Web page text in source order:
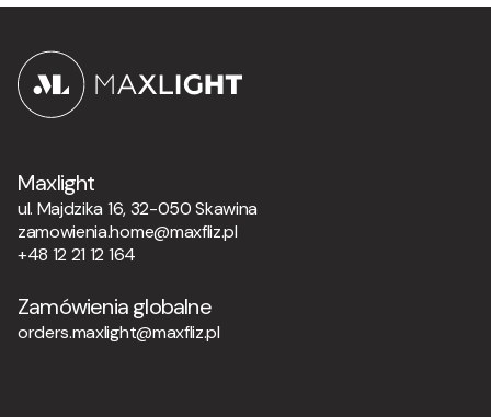
Maxlight
ul. Majdzika 16, 32-050 Skawina
zamowienia.home@maxfliz.pl
+48 12 21 12 164
Zamówienia globalne
orders.maxlight@maxfliz.pl